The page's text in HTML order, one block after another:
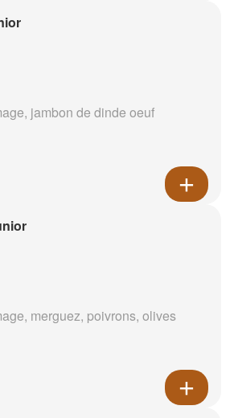
jambon de dinde oeuf
merguez, poivrons, olives